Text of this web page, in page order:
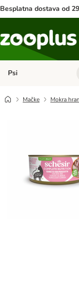
Besplatna dostava od
Psi
Mačke Mokra